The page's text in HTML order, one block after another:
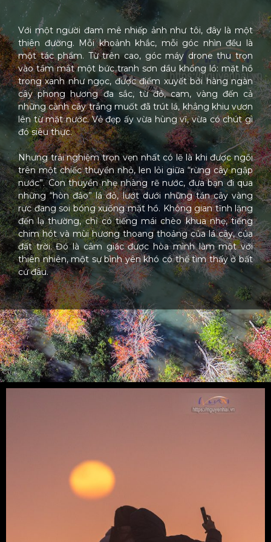
Với một người đam mê nhiếp ảnh như tôi, đây là một
thiên đường. Mỗi khoảnh khắc, mỗi góc nhìn đều là
một tác phẩm. Từ trên cao, góc máy drone thu trọn
vào tầm mắt một bức tranh sơn dầu khổng lồ: mặt hồ
trong xanh như ngọc, được điểm xuyết bởi hàng ngàn
cây phong hương đa sắc, từ đỏ, cam, vàng đến cả
những cành cây trắng muốt đã trút lá, khẳng khiu vươn
lên từ mặt nước. Vẻ đẹp ấy vừa hùng vĩ, vừa có chút gì
đó siêu thực.
Nhưng trải nghiệm trọn vẹn nhất có lẽ là khi được ngồi
trên một chiếc thuyền nhỏ, len lỏi giữa “rừng cây ngập
nước”. Con thuyền nhẹ nhàng rẽ nước, đưa bạn đi qua
những “hòn đảo” lá đỏ, lướt dưới những tán cây vàng
rực đang soi bóng xuống mặt hồ. Không gian tĩnh lặng
đến lạ thường, chỉ có tiếng mái chèo khua nhẹ, tiếng
chim hót và mùi hương thoang thoảng của lá cây, của
đất trời. Đó là cảm giác được hòa mình làm một với
thiên nhiên, một sự bình yên khó có thể tìm thấy ở bất
cứ đâu.